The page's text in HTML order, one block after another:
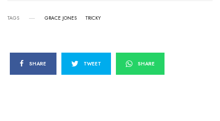
TAGS GRACE JONES TRICKY
SHARE TWEET SHARE